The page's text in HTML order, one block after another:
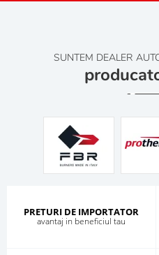
SUNTEM DEALER
PRETURI DE IMPORTATOR
avantaj in beneficiul tau